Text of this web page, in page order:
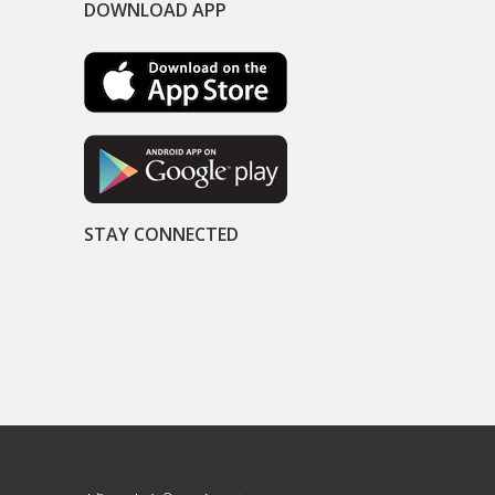
DOWNLOAD APP
STAY CONNECTED